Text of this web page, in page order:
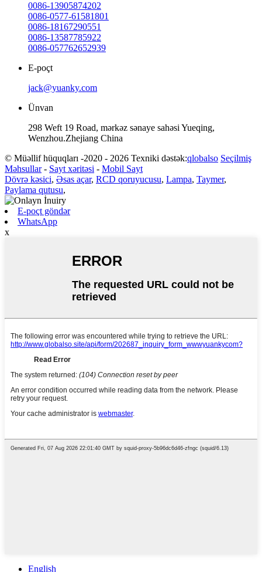
0086-13905874202
0086-0577-61581801
0086-18167290551
0086-13587785922
0086-057762652939
E-poçt
jack@yuanky.com
Ünvan
298 Weft 19 Road, mərkəz sənaye sahəsi Yueqing,
Wenzhou.Zhejiang China
© Müəllif hüquqları -2020 - 2026 Texniki dəstək:qlobalso Seçilmiş
Məhsullar- Sayt xəritəsi - Mobil Sayt
Dövrə kəsici, Əsas açar, RCD qoruyucusu, Lampa, Taymer,
Paylama qutusu,
E-poçt göndər
WhatsApp
x
English